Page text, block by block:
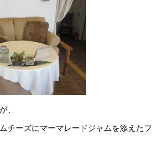
、
チーズにマーマレードジャムを添えたフ